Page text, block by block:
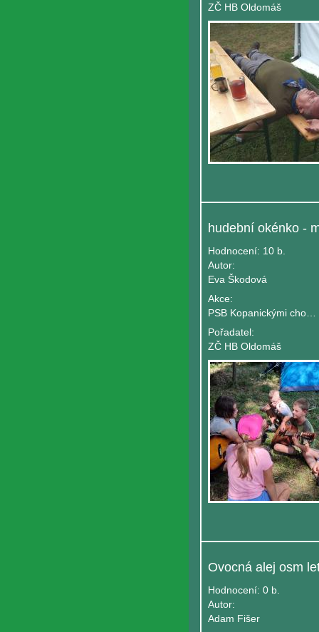
ZČ HB Oldomáš
Hodnocení: 10 b.
Autor:
Eva Škodová
Akce:
PSB Kopanickými chodníčky - turnus B
Pořadatel:
ZČ HB Oldomáš
Hodnocení: 0 b.
Autor:
Adam Fišer